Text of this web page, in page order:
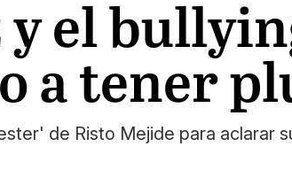
y el
a tener
de Risto Mejide para aclarar